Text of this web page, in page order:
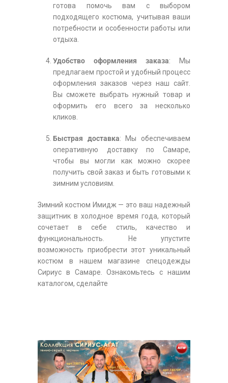
готова помочь вам с выбором
подходящего костюма, учитывая ваши
потребности и особенности работы или
отдыха.
Удобство оформления заказа: Мы
предлагаем простой и удобный процесс
оформления заказов через наш сайт.
Вы сможете выбрать нужный товар и
оформить его всего за несколько
кликов.
Быстрая доставка: Мы обеспечиваем
оперативную доставку по Самаре,
чтобы вы могли как можно скорее
получить свой заказ и быть готовыми к
зимним условиям.
Зимний костюм Имидж — это ваш надежный
защитник в холодное время года, который
сочетает в себе стиль, качество и
функциональность. Не упустите
возможность приобрести этот уникальный
костюм в нашем магазине спецодежды
Сириус в Самаре. Ознакомьтесь с нашим
каталогом, сделайте